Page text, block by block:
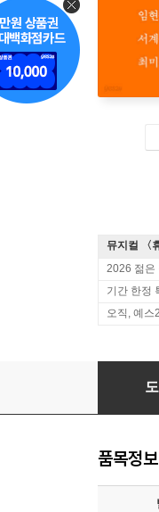
2026 젊은
기간 한정
오직, 예스
구도가
품목정보